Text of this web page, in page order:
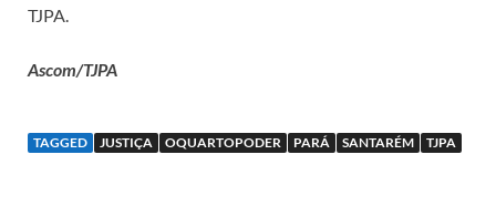
TJPA.
Ascom/TJPA
TAGGED JUSTIÇA OQUARTOPODER PARÁ SANTARÉM TJPA